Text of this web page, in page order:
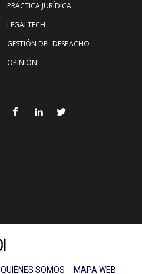
PRÁCTICA JURÍDICA
LEGALTECH
GESTIÓN DEL DESPACHO
OPINIÓN
QUIÉNES SOMOS MAPA WEB